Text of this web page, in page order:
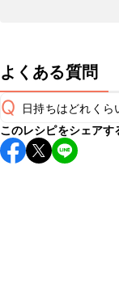
よくある質問
Q 日持ちはどれくら
保存期間は冷蔵で
し上がりください。
このレシピをシェアす